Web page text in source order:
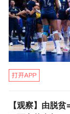
对日本队一
【观察】由脱